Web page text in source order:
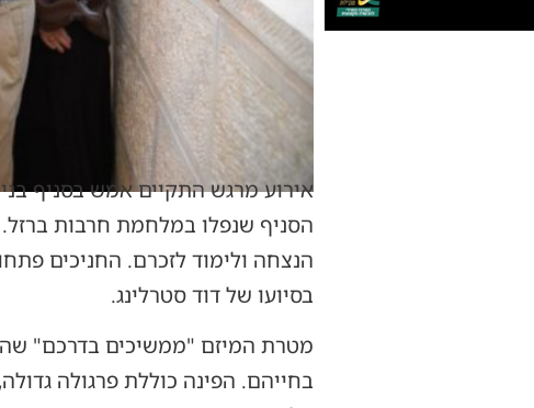
אירוע מרגש התקיים אמש בסניף
הנצחה ולימוד לזכרם. החניכים
בסיועו של דוד סטרלינג.
מטרת המיזם "ממשיכים בדרכם"
בחייהם. הפינה כוללת פרגולה